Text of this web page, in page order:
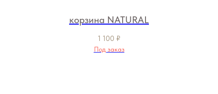
корзина NATURAL
1 100 ₽
Под заказ